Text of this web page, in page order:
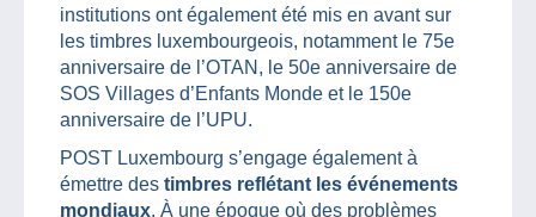
institutions ont également été mis en avant sur
les timbres luxembourgeois, notamment le 75e
anniversaire de l’OTAN, le 50e anniversaire de
SOS Villages d’Enfants Monde et le 150e
anniversaire de l’UPU.
POST Luxembourg s’engage également à
émettre des timbres reflétant les événements
mondiaux. À une époque où des problèmes